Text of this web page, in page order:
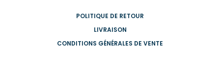
POLITIQUE DE RETOUR
LIVRAISON
CONDITIONS GÉNÉRALES DE VENTE